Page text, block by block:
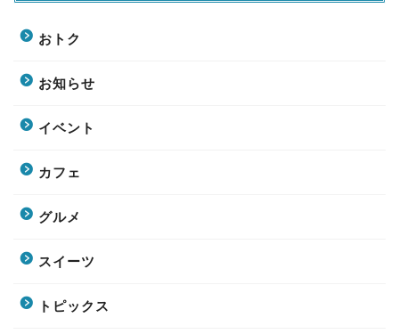
おトク
お知らせ
イベント
カフェ
グルメ
スイーツ
トピックス